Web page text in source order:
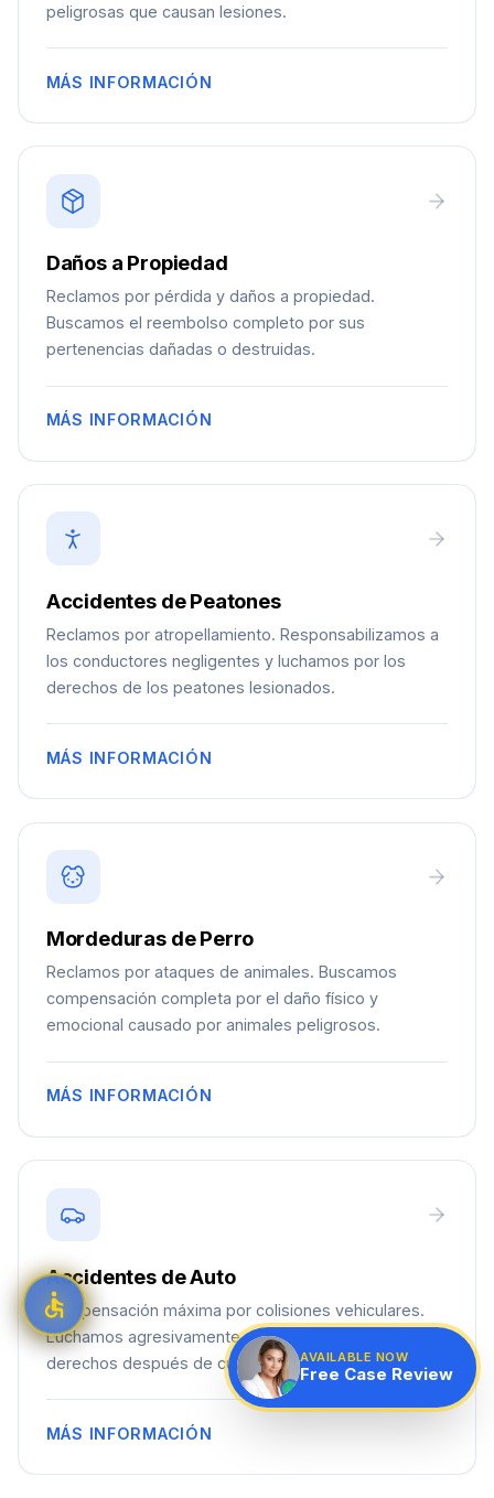
peligrosas que causan lesiones.
MÁS INFORMACIÓN
Daños a Propiedad
Reclamos por pérdida y daños a propiedad.
Buscamos el reembolso completo por sus
pertenencias dañadas o destruidas.
MÁS INFORMACIÓN
Accidentes de Peatones
Reclamos por atropellamiento. Responsabilizamos a
los conductores negligentes y luchamos por los
derechos de los peatones lesionados.
MÁS INFORMACIÓN
Mordeduras de Perro
Reclamos por ataques de animales. Buscamos
compensación completa por el daño físico y
emocional causado por animales peligrosos.
MÁS INFORMACIÓN
Accidentes de Auto
Compensación máxima por colisiones vehiculares.
Luchamos agresivamente para proteger sus
derechos después de cualquier accidente de auto.
MÁS INFORMACIÓN
AVAILABLE NOW
Free Case Review